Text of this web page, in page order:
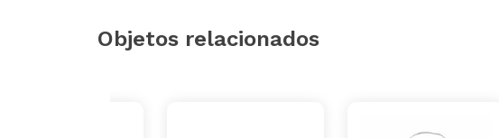
Objetos relacionados